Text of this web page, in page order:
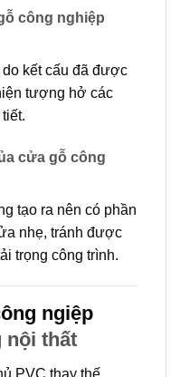
công nghiệp
do kết cấu đã được
tượng hở các
cửa gỗ công
tạo ra nên có phần
nhẹ, tránh được
trọng công trình.
ngiệp
nội thất
PVC thay thế